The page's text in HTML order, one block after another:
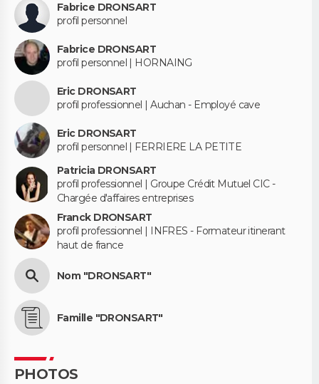
Fabrice DRONSART
profil personnel
Fabrice DRONSART
profil personnel | HORNAING
Eric DRONSART
profil professionnel | Auchan - Employé cave
Eric DRONSART
profil personnel | FERRIERE LA PETITE
Patricia DRONSART
profil professionnel | Groupe Crédit Mutuel CIC -
Chargée d'affaires entreprises
Franck DRONSART
profil professionnel | INFRES - Formateur itinerant
haut de france
Nom "DRONSART"
Famille "DRONSART"
PHOTOS